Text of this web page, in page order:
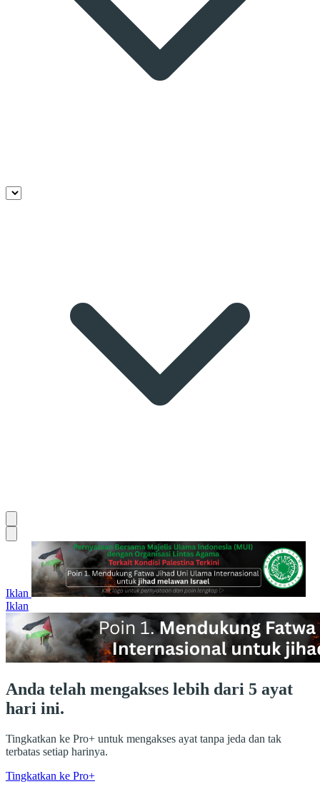
Iklan
Iklan
Anda telah mengakses lebih dari 5 ayat
hari ini.
Tingkatkan ke Pro+ untuk mengakses ayat tanpa jeda dan tak
terbatas setiap harinya.
Tingkatkan ke Pro+